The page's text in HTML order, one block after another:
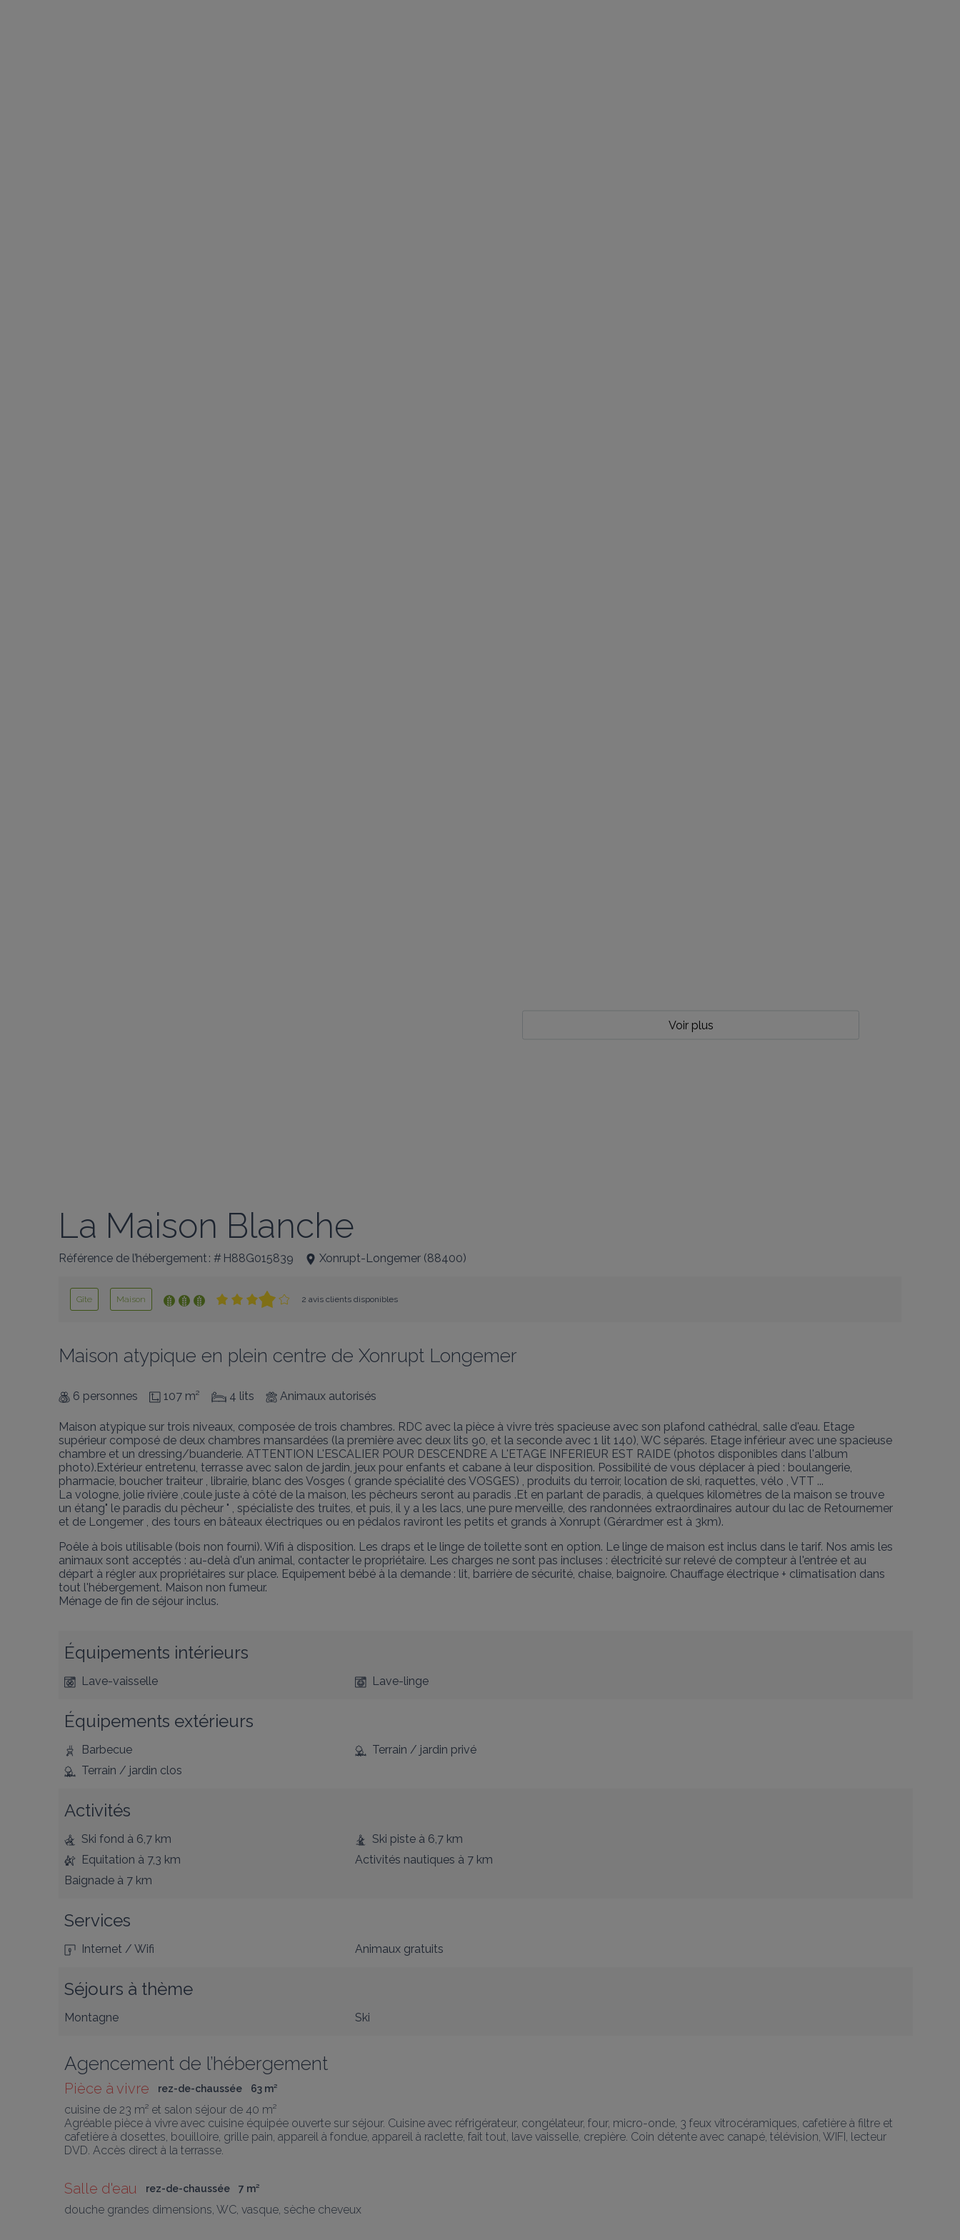
Voir plus
La Maison Blanche
Référence de l’hébergement : # H88G015839 Xonrupt-Longemer (88400)
Gîte Maison 2 avis clients disponibles
Maison atypique en plein centre de Xonrupt Longemer
6 personnes 107 m² 4 lits Animaux autorisés
Maison atypique sur trois niveaux, composée de trois chambres. RDC avec la pièce à vivre très spacieuse avec son plafond cathédral, salle d'eau. Etage
supérieur composé de deux chambres mansardées (la première avec deux lits 90, et la seconde avec 1 lit 140), WC séparés. Etage inférieur avec une spacieuse
chambre et un dressing/buanderie. ATTENTION L'ESCALIER POUR DESCENDRE A L'ETAGE INFERIEUR EST RAIDE (photos disponibles dans l'album
photo).Extérieur entretenu, terrasse avec salon de jardin, jeux pour enfants et cabane à leur disposition. Possibilité de vous déplacer à pied : boulangerie,
pharmacie, boucher traiteur , librairie, blanc des Vosges ( grande spécialité des VOSGES) , produits du terroir, location de ski, raquettes, vélo , VTT ...
La vologne, jolie rivière ,coule juste à côté de la maison, les pêcheurs seront au paradis .Et en parlant de paradis, à quelques kilomètres de la maison se trouve
un étang" le paradis du pêcheur " , spécialiste des truites, et puis, il y a les lacs, une pure merveille, des randonnées extraordinaires autour du lac de Retournemer
et de Longemer , des tours en bâteaux électriques ou en pédalos raviront les petits et grands à Xonrupt (Gérardmer est à 3km).
Poêle à bois utilisable (bois non fourni). Wifi à disposition. Les draps et le linge de toilette sont en option. Le linge de maison est inclus dans le tarif. Nos amis les
animaux sont acceptés : au-delà d'un animal, contacter le propriétaire. Les charges ne sont pas incluses : électricité sur relevé de compteur à l'entrée et au
départ à régler aux propriétaires sur place. Equipement bébé à la demande : lit, barrière de sécurité, chaise, baignoire. Chauffage électrique + climatisation dans
tout l'hébergement. Maison non fumeur.
Ménage de fin de séjour inclus.
Équipements intérieurs
Lave-vaisselle Lave-linge
Équipements extérieurs
Barbecue
Terrain / jardin privé
Terrain / jardin clos
Activités
Ski fond à 6,7 km Ski pisteà 6,7 km
Equitation à 7,3 km Activités nautiques à 7 km
Baignade à 7 km
Services
Internet / Wifi Animaux gratuits
Séjours à thème
Montagne Ski
Agencement de l’hébergement
Pièce à vivre rez-de-chaussée 63 m²
cuisine de 23 m² et salon séjour de 40 m²
Agréable pièce à vivre avec cuisine équipée ouverte sur séjour. Cuisine avec réfrigérateur, congélateur, four, micro-onde, 3 feux vitrocéramiques, cafetière à filtre et
cafetière à dosettes, bouilloire, grille pain, appareil à fondue, appareil à raclette, fait tout, lave vaisselle, crepière. Coin détente avec canapé, télévision, WIFI, lecteur
DVD. Accès direct à la terrasse.
Salle d'eau rez-de-chaussée 7 m²
douche grandes dimensions, WC, vasque, sèche cheveux